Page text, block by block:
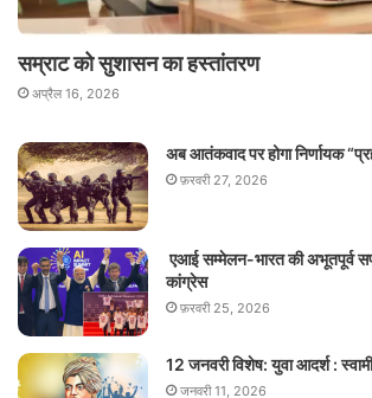
सम्राट को सुशासन का हस्तांतरण
अप्रैल 16, 2026
अब आतंकवाद पर होगा निर्णायक
फ़रवरी 27, 2026
एआई सम्मेलन-भारत की अभूतपूर्व
कांग्रेस
फ़रवरी 25, 2026
12 जनवरी विशेष: युवा आदर्श :
जनवरी 11, 2026